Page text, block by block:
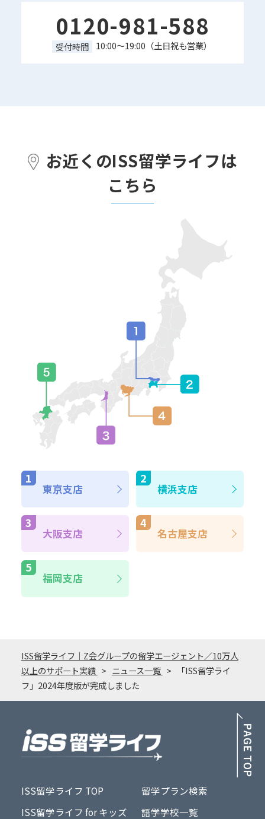
0120-981-588
受付時間 10:00～19:00（土日祝も営業）
お近くのISS留学ライフは
こちら
東京支店 横浜支店
大阪支店 名古屋支店
福岡支店
ISS留学ライフ｜Z会グループの留学エージェント／10万人
以上のサポート実績
ニュース一覧
「ISS留学ライ
フ」2024年度版が完成しました
ISS留学ライフ TOP
ISS留学ライフ for キッズ
留学プラン検索
語学学校一覧